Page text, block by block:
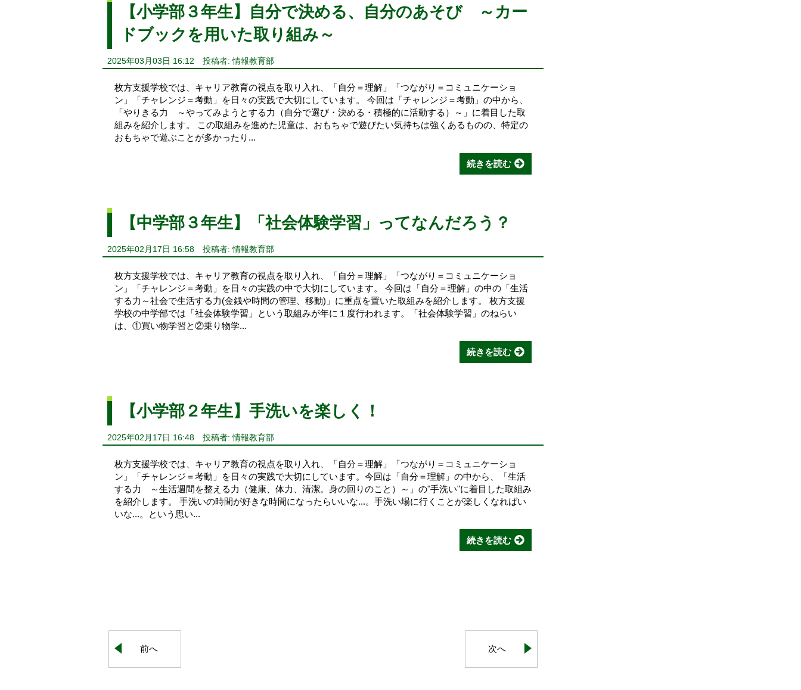
【小学部３年生】自分で決める、自分のあそび ～カー
ドブックを用いた取り組み～
2025年03月03日 16:12 投稿者: 情報教育部
枚方支援学校では、キャリア教育の視点を取り入れ、「自分＝理解」「つながり＝コミュニケーショ
ン」「チャレンジ＝考動」を日々の実践で大切にしています。 今回は「チャレンジ＝考動」の中から、
「やりきる力 ～やってみようとする力（自分で選び・決める・積極的に活動する）～」に着目した取
組みを紹介します。 この取組みを進めた児童は、おもちゃで遊びたい気持ちは強くあるものの、特定の
おもちゃで遊ぶことが多かったり...
続きを読む
【中学部３年生】「社会体験学習」ってなんだろう？
2025年02月17日 16:58 投稿者: 情報教育部
枚方支援学校では、キャリア教育の視点を取り入れ、「自分＝理解」「つながり＝コミュニケーショ
ン」「チャレンジ＝考動」を日々の実践の中で大切にしています。 今回は「自分＝理解」の中の「生活
する力～社会で生活する力(金銭や時間の管理、移動)」に重点を置いた取組みを紹介します。 枚方支援
学校の中学部では「社会体験学習」という取組みが年に１度行われます。「社会体験学習」のねらい
は、①買い物学習と②乗り物学...
続きを読む
【小学部２年生】手洗いを楽しく！
2025年02月17日 16:48 投稿者: 情報教育部
枚方支援学校では、キャリア教育の視点を取り入れ、「自分＝理解」「つながり＝コミュニケーショ
ン」「チャレンジ＝考動」を日々の実践で大切にしています。今回は「自分＝理解」の中から、「生活
する力 ～生活週間を整える力（健康、体力、清潔。身の回りのこと）～」の"手洗い"に着目した取組み
を紹介します。 手洗いの時間が好きな時間になったらいいな...。手洗い場に行くことが楽しくなればい
いな...。という思い...
続きを読む
前へ 次へ